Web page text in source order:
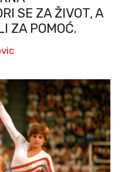
SE ZA ŽIVOT, A
ZA POMOĆ.